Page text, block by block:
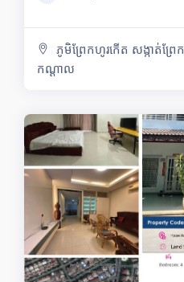
ភូមិព្រែកហូរកើត សង្កាត់ព្រែក
កណ្ដាល